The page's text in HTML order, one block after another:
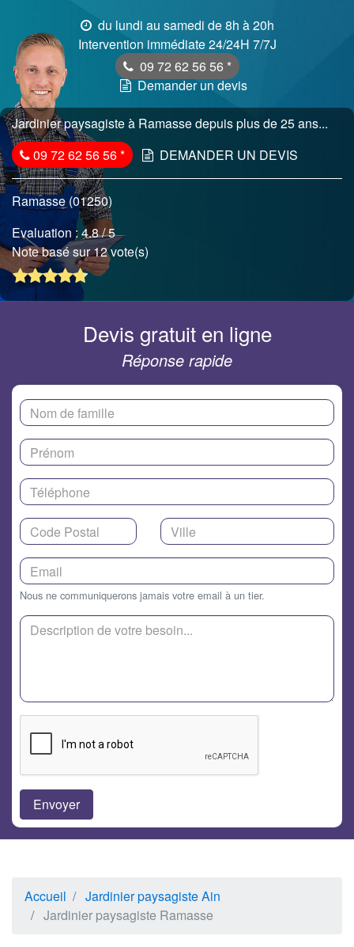
du lundi au samedi de 8h à 20h
Intervention immédiate 24/24H 7/7J
09 72 62 56 56 *
Demander un devis
Jardinier paysagiste à Ramasse depuis plus de 25 ans...
09 72 62 56 56* DEMANDER UN DEVIS
Ramasse (01250)
Evaluation :4.8/ 5
Note basé sur 12 vote(s)
Devis gratuit en ligne
Réponse rapide
Nous ne communiquerons jamais votre email à un tier.
Accueil
Jardinier paysagiste Ain
Jardinier paysagiste Ramasse